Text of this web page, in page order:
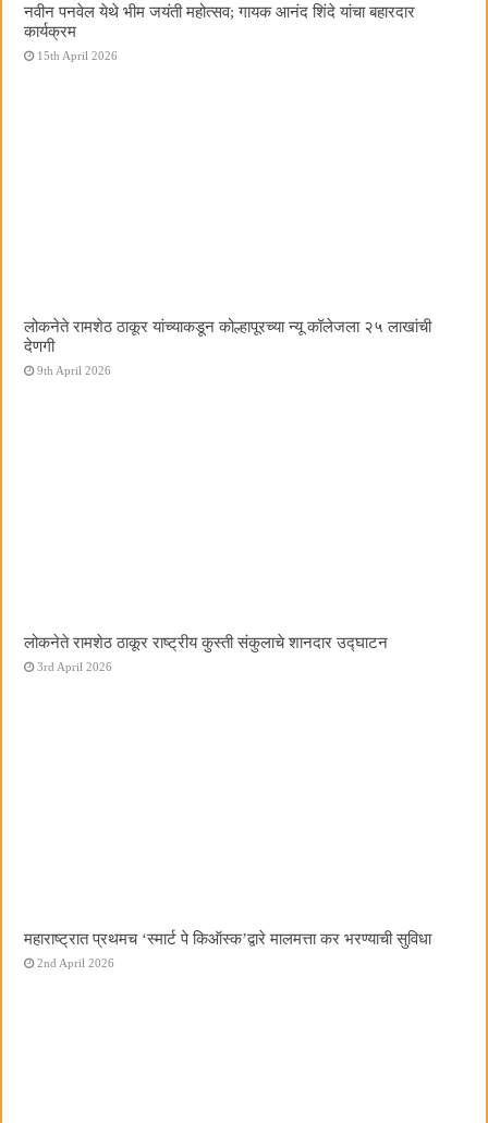
नवीन पनवेल येथे भीम जयंती महोत्सव; गायक आनंद शिंदे यांचा बहारदार
कार्यक्रम
15th April 2026
लोकनेते रामशेठ ठाकूर यांच्याकडून कोल्हापूरच्या न्यू कॉलेजला २५ लाखांची
देणगी
9th April 2026
लोकनेते रामशेठ ठाकूर राष्ट्रीय कुस्ती संकुलाचे शानदार उद्घाटन
3rd April 2026
महाराष्ट्रात प्रथमच ‌‘स्मार्ट पे किऑस्क‌’द्वारे मालमत्ता कर भरण्याची सुविधा
2nd April 2026